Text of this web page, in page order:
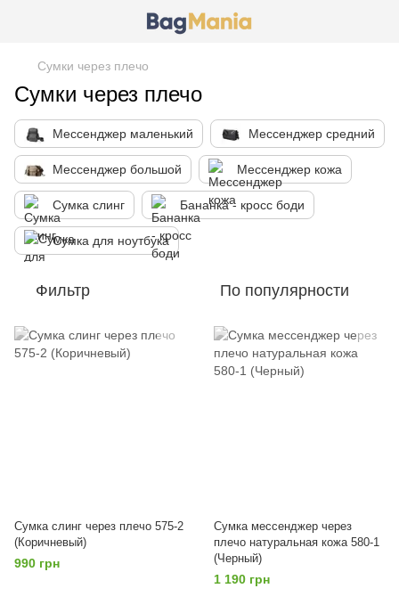
Сумки через плечо
Сумки через плечо
Мессенджер маленький Мессенджер средний
Мессенджер большой Мессенджер кожа
Сумка слинг Бананка - кросс боди
Сумка для ноутбука
Фильтр По популярности
Сумка слинг через плечо 575-2
(Коричневый)
990 грн
Сумка мессенджер через
плечо натуральная кожа 580-1
(Черный)
1 190 грн